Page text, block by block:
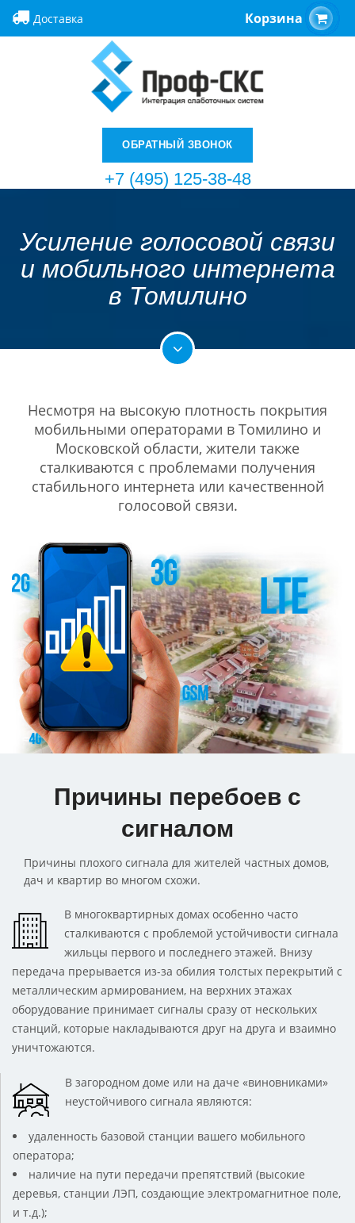
Доставка Корзина
ОБРАТНЫЙ ЗВОНОК
+7 (495) 125-38-48
Усиление голосовой связи
и мобильного интернета
в Томилино
Несмотря на высокую плотность покрытия
мобильными операторами в Томилино и
Московской области, жители также
сталкиваются с проблемами получения
стабильного интернета или качественной
голосовой связи.
Причины перебоев с
сигналом
Причины плохого сигнала для жителей частных домов,
дач и квартир во многом схожи.
В многоквартирных домах особенно часто
сталкиваются с проблемой устойчивости сигнала
жильцы первого и последнего этажей. Внизу
передача прерывается из-за обилия толстых перекрытий с
металлическим армированием, на верхних этажах
оборудование принимает сигналы сразу от нескольких
станций, которые накладываются друг на друга и взаимно
уничтожаются.
В загородном доме или на даче «виновниками»
неустойчивого сигнала являются:
удаленность базовой станции вашего мобильного
оператора;
наличие на пути передачи препятствий (высокие
деревья, станции ЛЭП, создающие электромагнитное поле,
и т.д.);